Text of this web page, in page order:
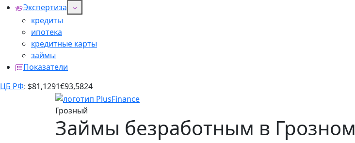
Экспертиза
кредиты
ипотека
кредитные карты
займы
Показатели
ЦБ РФ: $81,1291€93,5824
Грозный
Займы безработным в Грозном